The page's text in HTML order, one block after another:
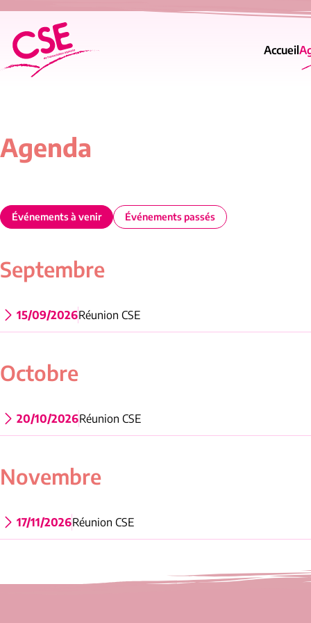
Accès au contenu
Accueil
Agenda
Événements à venir Événements passés
Septembre
15/09/2026Réunion CSE
Octobre
20/10/2026Réunion CSE
Novembre
17/11/2026Réunion CSE
Panneau de gestion des cookies